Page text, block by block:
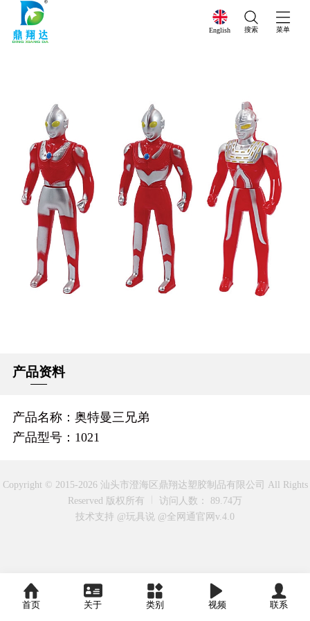
首页 关于 类别 视频 联系
English 搜索 菜单
产品资料
产品名称：奥特曼三兄弟
产品型号：1021
Copyright © 2015-2026 汕头市澄海区鼎翔达塑胶制品有限公司 All Rights
Reserved 版权所有
访问人数： 89.74万
技术支持 @玩具说 @全网通官网v.4.0